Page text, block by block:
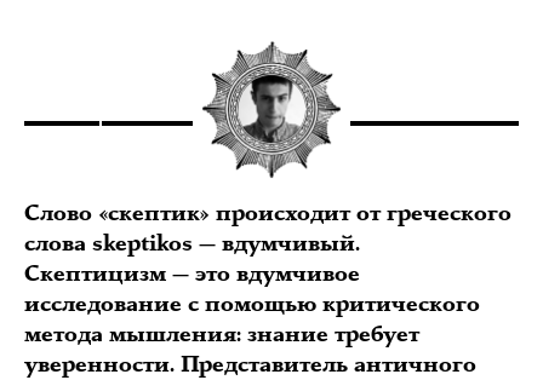
Слово «скептик» происходит от греческого
слова skeptikos — вдумчивый.
Скептицизм — это вдумчивое
исследование с помощью критического
метода мышления: знание требует
уверенности. Представитель античного